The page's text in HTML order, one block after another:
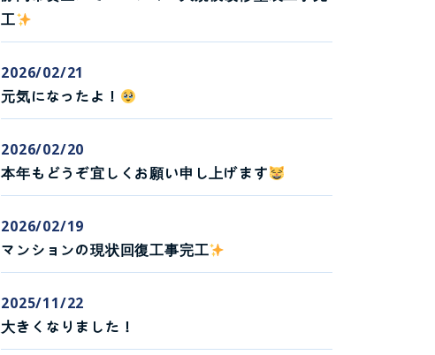
工
2026/02/21
元気になったよ！
2026/02/20
本年もどうぞ宜しくお願い申し上げます
2026/02/19
マンションの現状回復工事完工
2025/11/22
大きくなりました！